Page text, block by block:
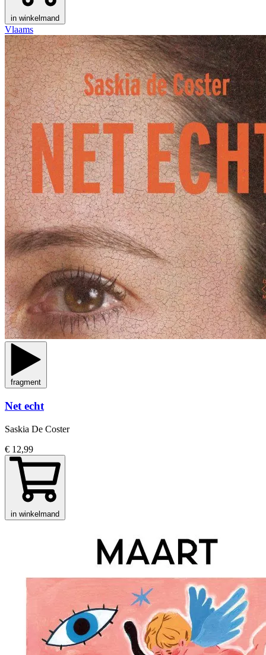
in winkelmand
Vlaams
fragment
Net echt
Saskia De Coster
€ 12,99
in winkelmand